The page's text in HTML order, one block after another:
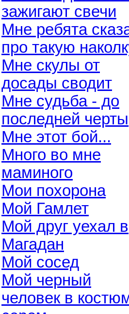
зажигают свечи
Мне ребята
про такую
Мне скулы от
досады сводит
Мне судьба - до
последней черты
Мне этот бой...
Много во мне
маминого
Мои похорона
Мой Гамлет
Мой друг уехал в
Магадан
Мой сосед
Мой черный
человек в